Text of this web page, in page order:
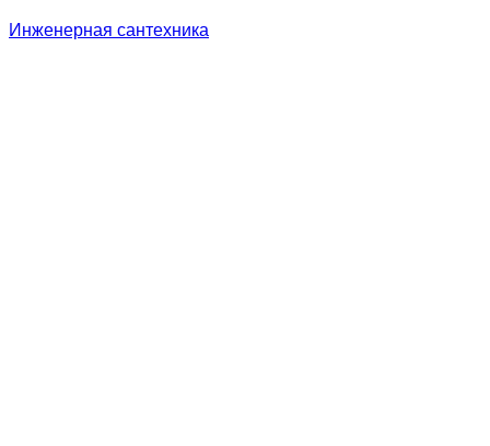
Инженерная сантехника